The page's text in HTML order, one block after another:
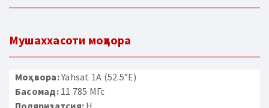
Мушаххасоти моҳвора
Моҳвора:Yahsat 1A (52.5°E)
Басомад:11 785 МГс
Поляризатсия: H